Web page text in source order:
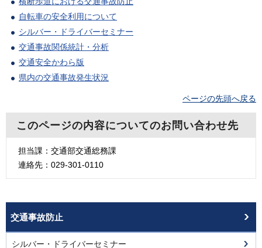
自転車の安全利用について
シルバー・ドライバーセミナー
交通事故関係統計・分析
交通安全かわら版
県内の交通事故発生状況
ページの先頭へ戻る
このページの内容についてのお問い合わせ先
担当課：交通部交通総務課
連絡先：029-301-0110
交通事故防止
シルバー・ドライバーセミナー